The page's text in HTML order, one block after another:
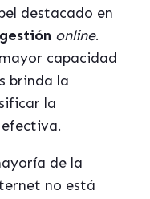
destacado en
online.
capacidad
brinda la
la
de la
no está